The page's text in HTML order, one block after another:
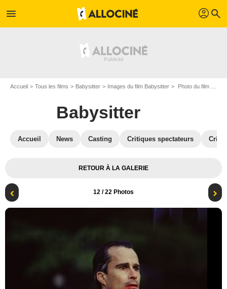
menu profil search
Accueil Tous les films Babysitter Images du film Babysitter Photo du film Babysitter - Photo 12
Babysitter
Accueil News Casting Critiques spectateurs
RETOUR À LA GALERIE
12 / 22 Photos